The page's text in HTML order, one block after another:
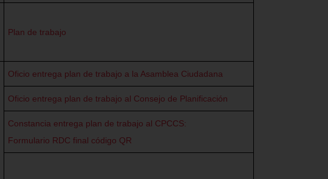
Plan de trabajo
Oficio entrega plan de trabajo a la Asamblea Ciudadana
Oficio entrega plan de trabajo al Consejo de Planificación
Constancia entrega plan de trabajo al CPCCS:
Formulario RDC final código QR